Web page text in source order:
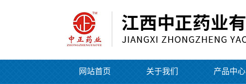
网站首页 关于我们 产品中心